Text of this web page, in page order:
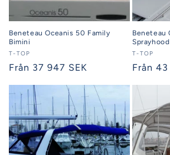
Beneteau Oceanis 50 Family
Bimini
Säljare:
T-TOP
Ordinarie
Från 37 947 SEK
Beneteau
Sprayhood
Säljare:
T-TOP
Från